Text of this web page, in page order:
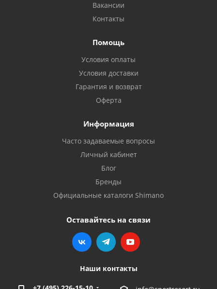
Вакансии
Контакты
Помощь
Условия оплаты
Условия доставки
Гарантия и возврат
Оферта
Информация
Часто задаваемые вопросы
Личный кабинет
Блог
Бренды
Официальные каталоги Shimano
Оставайтесь на связи
Наши контакты